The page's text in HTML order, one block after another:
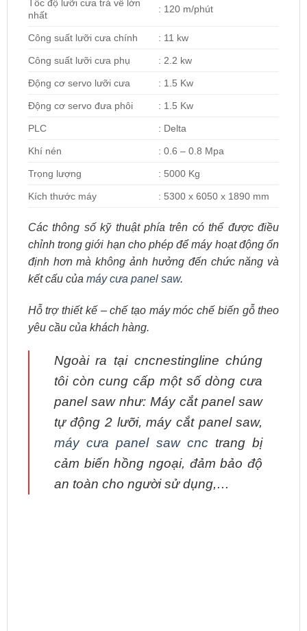
Tốc độ lưỡi cưa trả về lớn
nhất
: 120 m/phút
Công suất lưỡi cưa chính : 11 kw
Công suất lưỡi cưa phụ : 2.2 kw
Động cơ servo lưỡi cưa : 1.5 Kw
Động cơ servo đưa phôi : 1.5 Kw
PLC : Delta
Khí nén : 0.6 – 0.8 Mpa
Trọng lượng : 5000 Kg
Kích thước máy : 5300 x 6050 x 1890 mm
Các thông số kỹ thuật phía trên có thể được điều
chỉnh trong giới hạn cho phép để máy hoạt động ổn
định hơn mà không ảnh hưởng đến chức năng và
kết cấu của máy cưa panel saw.
Hỗ trợ thiết kế – chế tạo máy móc chế biến gỗ theo
yêu cầu của khách hàng.
Ngoài ra tại cncnestingline chúng
tôi còn cung cấp một số dòng cưa
panel saw như: Máy cắt panel saw
tự động 2 lưỡi, máy cắt panel saw,
máy cưa panel saw cnctrang bị
cảm biến hồng ngoại, đảm bảo độ
an toàn cho người sử dụng,…